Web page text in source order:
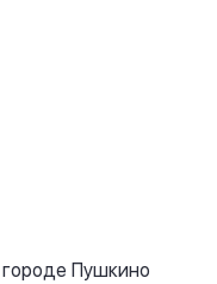
Пушкино